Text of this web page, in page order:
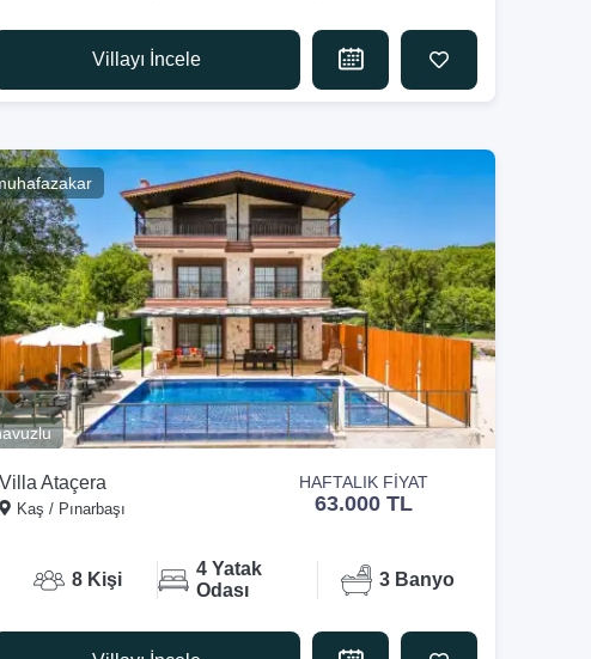
Villayı İncele
Villa Ataçera
Kaş / Pınarbaşı
HAFTALIK FİYAT
63.000 TL
8 Kişi
4 Yatak
Odası
3 Banyo